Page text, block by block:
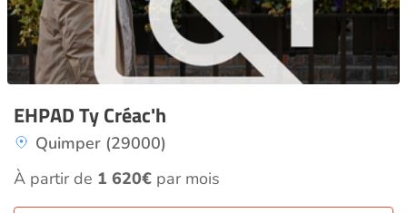
EHPAD Ty Créac'h
Quimper (29000)
À partir de 1 620€ par mois